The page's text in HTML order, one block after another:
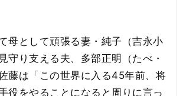
母として頑張る妻・純子（吉永小
守り支える夫、多部正明（たべ・
藤は「この世界に入る45年前、将
役をやることになると周りに言っ